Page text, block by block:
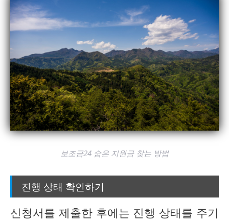
보조금24 숨은 지원금 찾는 방법
진행 상태 확인하기
신청서를 제출한 후에는 진행 상태를 주기